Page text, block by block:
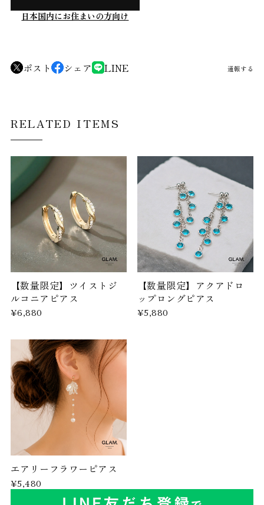
日本国内にお住まいの方向け
ポスト シェア LINE 通報する
RELATED ITEMS
【数量限定】ツイストジ
ルコニアピアス
¥6,880
【数量限定】アクアドロ
ップロングピアス
¥5,880
エアリーフラワーピアス
¥5,480